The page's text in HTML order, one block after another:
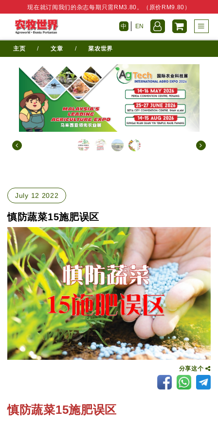
现在就订阅我们的杂志每期只需RM3.80。（原价RM9.80）
中 EN
主页 / 文章 / 菜农世界
July 12 2022
慎防蔬菜15施肥误区
分享这个
慎防蔬菜15施肥误区